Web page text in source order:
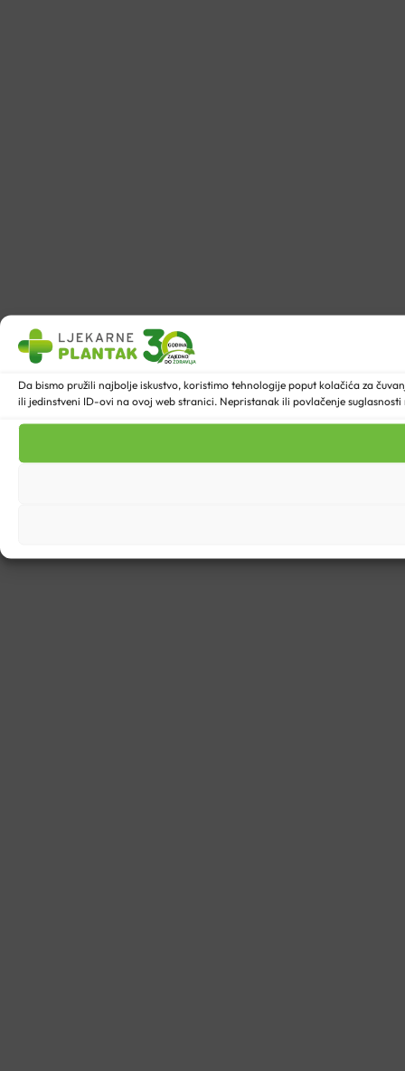
Da bismo pružili najbolje iskustvo, koristimo tehnologije poput kolačića za
ili jedinstveni ID-ovi na ovoj web stranici. Nepristanak ili povlačenje